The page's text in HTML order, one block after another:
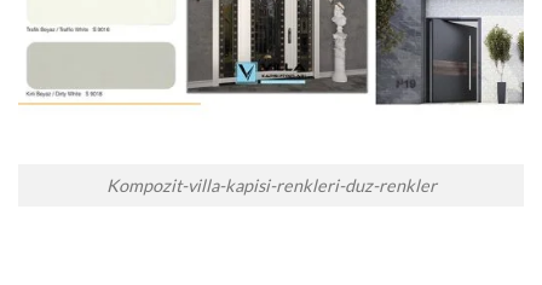
Kompozit-villa-kapisi-renkleri-duz-renkler